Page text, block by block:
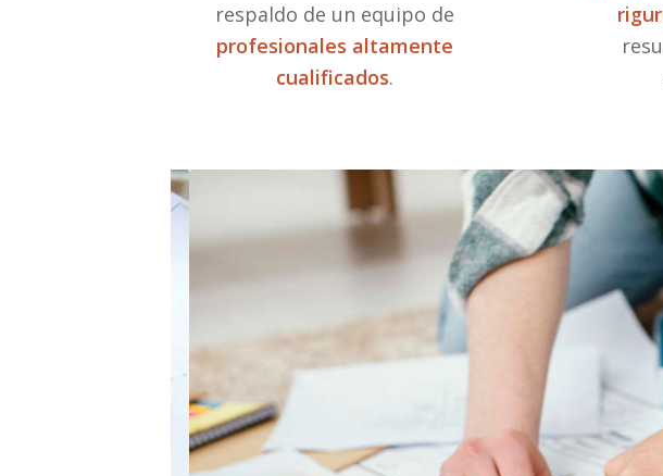
respaldo de un equipo de
profesionales altamente
cualificados.